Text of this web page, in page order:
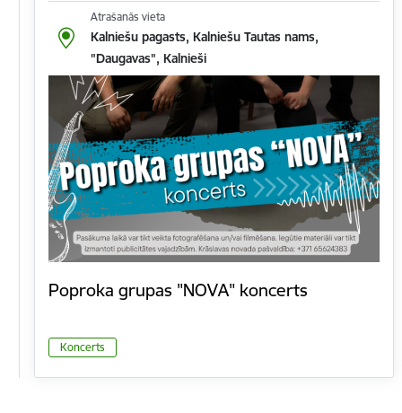
Atrašanās vieta
Kalniešu pagasts, Kalniešu Tautas nams,
"Daugavas", Kalnieši
Poproka grupas "NOVA" koncerts
Koncerts